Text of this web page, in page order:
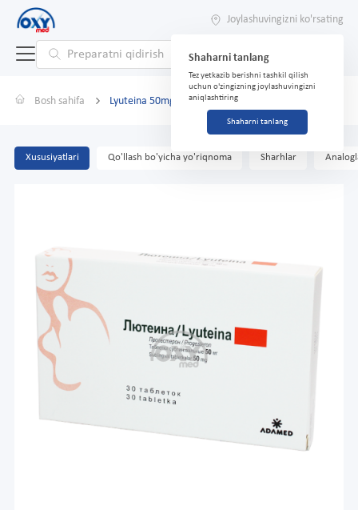
Joylashuvingizni ko'rsating
Shaharni tanlang
Tez yetkazib berishni tashkil qilish
uchun o'zingizning joylashuvingizni
aniqlashtiring
Shaharni tanlang
Bosh sahifa Lyuteina 50mg №30 tabletkalar
Xususiyatlari Qo'llash bo'yicha yo'riqnoma Sharhlar